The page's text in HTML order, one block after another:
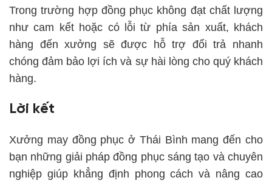
Trong trường hợp đồng phục không đạt chất lượng
như cam kết hoặc có lỗi từ phía sản xuất, khách
hàng đến xưởng sẽ được hỗ trợ đổi trả nhanh
chóng đảm bảo lợi ích và sự hài lòng cho quý khách
hàng.
Lời kết
Xưởng may đồng phục ở Thái Bình mang đến cho
bạn những giải pháp đồng phục sáng tạo và chuyên
nghiệp giúp khẳng định phong cách và nâng cao